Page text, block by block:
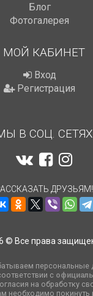
Блог
Фотогалерея
МОЙ КАБИНЕТ
Вход
Регистрация
В СОЦ. СЕТЯХ
ДРУЗЬЯМ!
© Все права
персональные
с
на обработку
необходимо покинуть